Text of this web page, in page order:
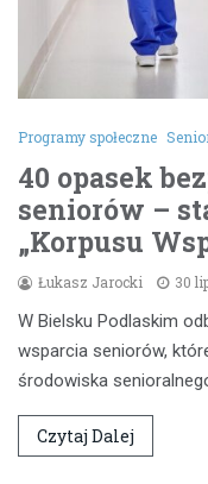
Programy społeczne
40 opasek
seniorów –
„Korpusu
Łukasz Jarocki 30
W Bielsku Podlaskim
wsparcia seniorów,
środowiska
Czytaj Dalej